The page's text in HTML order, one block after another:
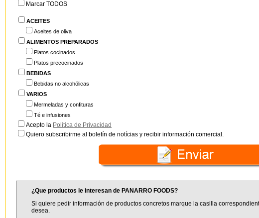
Marcar TODOS
ACEITES
Aceites de oliva
ALIMENTOS PREPARADOS
Platos cocinados
Platos precocinados
BEBIDAS
Bebidas no alcohólicas
VARIOS
Mermeladas y confituras
Té e infusiones
Acepto la Política de Privacidad
Quiero subscribirme al boletín de notícias y recibir información comercial.
¿Que productos le interesan de PANARRO FOODS?
Si quiere pedir información de productos concretos marque la casilla
desea.